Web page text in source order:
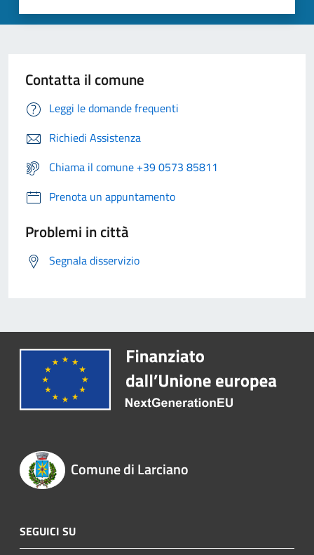
Contatta il comune
Leggi le domande frequenti
Richiedi Assistenza
Chiama il comune +39 0573 85811
Prenota un appuntamento
Problemi in città
Segnala disservizio
Comune di Larciano
SEGUICI SU